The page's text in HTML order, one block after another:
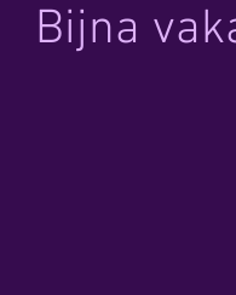
Bijna